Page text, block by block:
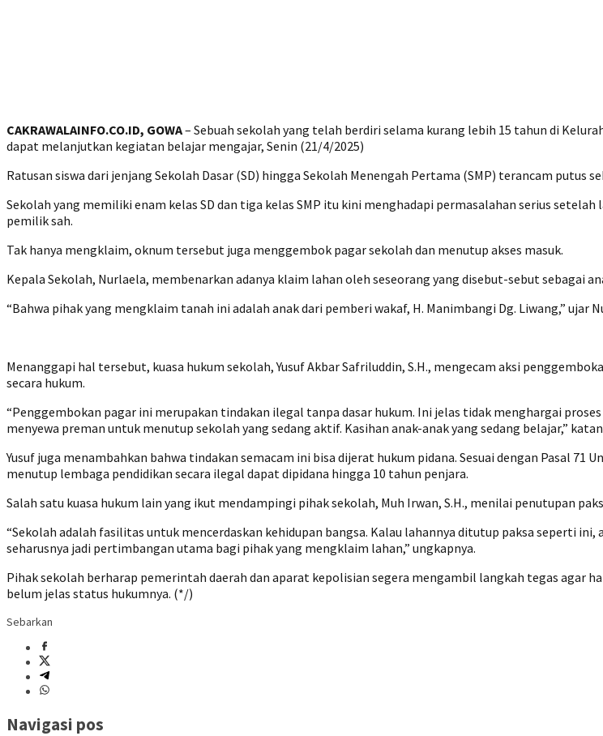
CAKRAWALAINFO.CO.ID, GOWA– Sebuah sekolah yang telah berdiri selama kurang lebih 15 tahun di
dapat melanjutkan kegiatan belajar mengajar, Senin (21/4/2025)
Ratusan siswa dari jenjang Sekolah Dasar (SD) hingga Sekolah Menengah Pertama (SMP) terancam putus
Sekolah yang memiliki enam kelas SD dan tiga kelas SMP itu kini menghadapi permasalahan serius
pemilik sah.
Tak hanya mengklaim, oknum tersebut juga menggembok pagar sekolah dan menutup akses masuk.
Kepala Sekolah, Nurlaela, membenarkan adanya klaim lahan oleh seseorang yang disebut-sebut sebagai
“Bahwa pihak yang mengklaim tanah ini adalah anak dari pemberi wakaf, H. Manimbangi Dg. Liwang,” ujar
Menanggapi hal tersebut, kuasa hukum sekolah, Yusuf Akbar Safriluddin, S.H., mengecam aksi
secara hukum.
“Penggembokan pagar ini merupakan tindakan ilegal tanpa dasar hukum. Ini jelas tidak menghargai
menyewa preman untuk menutup sekolah yang sedang aktif. Kasihan anak-anak yang sedang belajar,”
Yusuf juga menambahkan bahwa tindakan semacam ini bisa dijerat hukum pidana. Sesuai dengan Pasal
menutup lembaga pendidikan secara ilegal dapat dipidana hingga 10 tahun penjara.
Salah satu kuasa hukum lain yang ikut mendampingi pihak sekolah, Muh Irwan, S.H., menilai penutupan
“Sekolah adalah fasilitas untuk mencerdaskan kehidupan bangsa. Kalau lahannya ditutup paksa seperti
seharusnya jadi pertimbangan utama bagi pihak yang mengklaim lahan,” ungkapnya.
Pihak sekolah berharap pemerintah daerah dan aparat kepolisian segera mengambil langkah tegas agar
belum jelas status hukumnya. (*/)
Sebarkan
Navigasi pos